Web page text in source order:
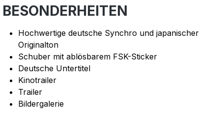
BESONDERHEITEN
Hochwertige deutsche Synchro und japanischer
Originalton
Schuber mit ablösbarem FSK-Sticker
Deutsche Untertitel
Kinotrailer
Trailer
Bildergalerie